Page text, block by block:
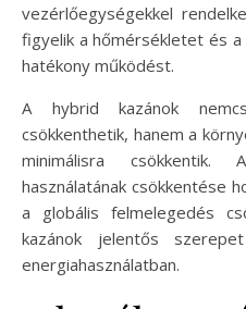
vezérlőegységekkel
figyelik a hőmérsékletet és
hatékony működést.
A hybrid kazánok
csökkenthetik, hanem a
minimálisra csökkentik.
használatának csökkentése
a globális felmelegedés
kazánok jelentős
energiahasználatban.